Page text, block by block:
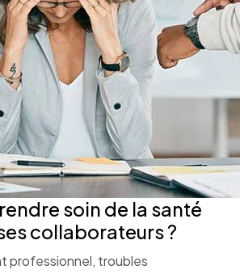
soin de la santé
collaborateurs ?
professionnel, troubles